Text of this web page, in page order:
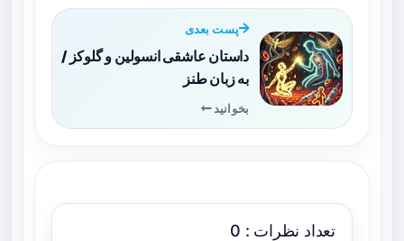
پست بعدی
داستان عاشقی انسولین و گلوکز /
به زبان طنز
بخوانید
تعداد نظرات : 0